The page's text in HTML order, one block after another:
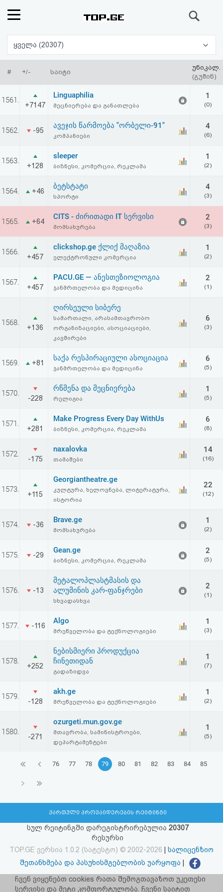
რეიტინგი
(მთავარი)
ფოსტა
პასუხი
ავტორიზაცია
რეგისტრაცია
პაროლის
HTML
კოდი
სალიცენზიო
შეთანხმება
პასუხისმგებლობის
ყველა (20307)
# +/- საიტი
უნიკალ.
(გუშინ)
1561.
+7147
Linguaphilia
მეცნიერება და განათლება
1
(0)
1562. -95
ავეჯის წარმოება "ორბელი-91"
კომპანიები
4
(6)
1563.
+128
sleeper
ბიზნესი, კომერცია, რეკლამა
1
(2)
1564. +46
ბეტსტატი
სპორტი
4
(3)
1565. +64
CITS - ძირითადი IT სერვისი
მომსახურება
2
(3)
1566.
+457
clickshop.ge ქლიქ მაღაზია
ელექტრონული კომერცია
1
(2)
1567.
+457
PACU.GE — ანესთეზიოლოგია
ჯანმრთელობა და მედიცინა
2
(1)
1568.
+136
ღირსეული სიბერე
სამართალი, არასამთავრობო
ორგანიზაციები, ასოციაციები,
კავშირები
6
(3)
1569. +81
საქა რესპირაციული ასოციაცია
ჯანმრთელობა და მედიცინა
6
(5)
1570.
-228
რწმენა და მეცნიერება
რელიგია
1
(5)
1571.
+281
Make Progress Every Day WithUs
ბიზნესი, კომერცია, რეკლამა
6
(8)
1572.
-175
naxalovka
თამაშები
14
(16)
1573.
+115
Georgiantheatre.ge
კულტურა, ხელოვნება, ლიტერატურა,
ისტორია
22
(12)
1574. -36
Brave.ge
მომსახურება
1
(2)
1575. -29
Gean.ge
ბიზნესი, კომერცია, რეკლამა
2
(5)
1576. -13
მეტალოპლასტმასის და
ალუმინის კარ-ფანჯრები
სხვადასხვა
2
(1)
1577. -116
Algo
მრეწველობა და ტექნოლოგიები
1
(3)
1578.
+252
ნებისმიერი პროდუქცია
ჩინეთიდან
გადაზიდვა
1
(7)
1579.
-128
akh.ge
მრეწველობა და ტექნოლოგიები
1
(2)
1580.
-271
ozurgeti.mun.gov.ge
მთავრობა, სამინისტროები,
დეპარტამენტები
1
(5)
76 77 78 79 80 81 82 83 84 85
ქართული პროვაიდერების რეიტინგი
სულ რეიტინგში დარეგისტრირებულია 20307
რესურსი
TOP.GE ვერსია 1.0.2 (სატესტო) © 2002-2026
სალიცენზიო
შეთანხმება და პასუხისმგებლობის უარყოფა
facebook.com/TOP.GE
იხილეთ TOP.GE - ის ძველი ვერსია ბმულზე
ჩვენ ვიყენებთ cookies რათა შემოგთავაზოთ უკეთესი
სერვისი და მეტი კომფორტულობა. ჩვენი საიტით